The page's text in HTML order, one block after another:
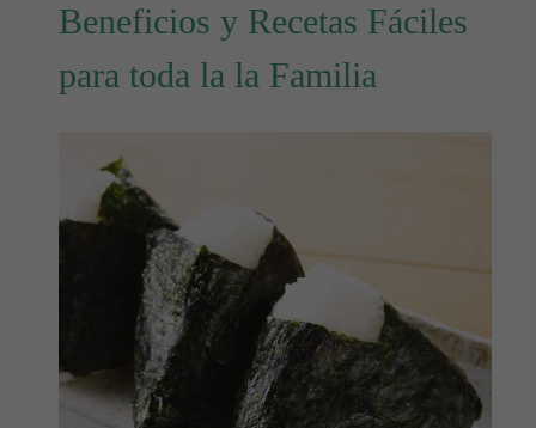
Beneficios y Recetas Fáciles
para toda la la Familia